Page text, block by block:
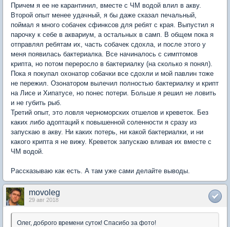
Причем я ее не карантинил, вместе с ЧМ водой влил в акву.
Второй опыт менее удачный, я бы даже сказал печальный,
поймал я много собачек сфинксов для ребят с края. Выпустил я
парочку к себе в аквариум, а остальных в самп. В общем пока я
отправлял ребятам их, часть собачек сдохла, и после этого у
меня появилась бактериалка. Все начиналось с симптомов
крипта, но потом переросло в бактериалку (на сколько я понял).
Пока я покупал охонатор собачки все сдохли и мой павлин тоже
не пережил. Озонатором вылечил полностью бактериалку и крипт
на Лисе и Хипатусе, но понес потери. Больше я решил не ловить
и не губить рыб.
Третий опыт, это ловля черноморских отшелов и креветок. Без
каких либо адоптаций к повышенной соленности я сразу из
запускаю в акву. Ни каких потерь, ни какой бактериалки, и ни
какого крипта я не вижу. Креветок запускаю вливая их вместе с
ЧМ водой.
Рассказываю как есть. А там уже сами делайте выводы.
movoleg
29 авг 2018
Олег, доброго времени суток! Спасибо за фото!